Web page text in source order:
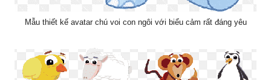
Mẫu thiết kế avatar chú voi con ngôi với biểu cảm rất đáng yêu